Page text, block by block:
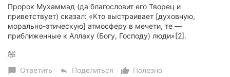
Пророк Мухаммад (да благословит его Творец и
приветствует) сказал: «Кто выстраивает [духовную,
морально-этическую] атмосферу в мечети, те —
приближенные к Аллаху (Богу, Господу) люди»[2].
ﷺ
chat_bubble Ответить reply Поделиться thumb_up_alt
Полезно